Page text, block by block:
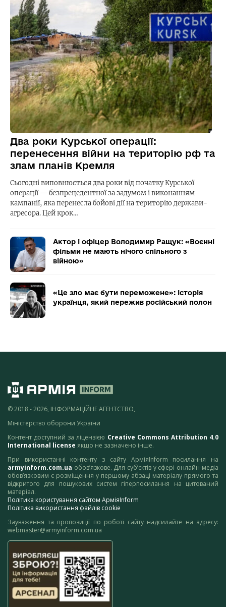
Два роки Курської операції:
перенесення війни на територію рф та
злам планів Кремля
Сьогодні виповнюється два роки від початку Курської
операції — безпрецедентної за задумом і виконанням
кампанії, яка перенесла бойові дії на територію держави-
агресора. Цей крок…
Актор і офіцер Володимир Ращук: «Воєнні
фільми не мають нічого спільного з
війною»
«Це зло має бути переможене»: історія
українця, який пережив російський полон
© 2018 - 2026, ІНФОРМАЦІЙНЕ АГЕНТСТВО,
Міністерство оборони України
Контент доступний за ліцензією Creative Commons Attribution 4.0
International license якщо не зазначено інше.
При використанні контенту з сайту АрміяInform посилання на
armyinform.com.ua обов’язкове. Для суб’єктів у сфері онлайн-медіа
обов’язковим є розміщення у першому абзаці матеріалу прямого та
відкритого для пошукових систем гіперпосилання на цитований
матеріал.
Політика користування сайтом АрміяInform
Політика використання файлів cookie
Зауваження та пропозиції по роботі сайту надсилайте на адресу:
webmaster@armyinform.com.ua